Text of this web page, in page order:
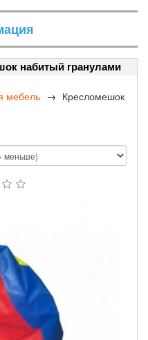
набитый гранулами
мебель Кресломешок